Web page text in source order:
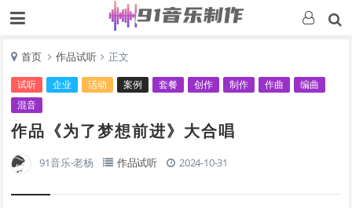
首页 作品试听 正文
试听 企业 活动 案例 套餐 创作 制作 作曲
编曲
混音
作品《为了梦想前进》大合唱
91音乐-老杨 作品试听 2024-10-31